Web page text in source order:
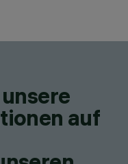
auf